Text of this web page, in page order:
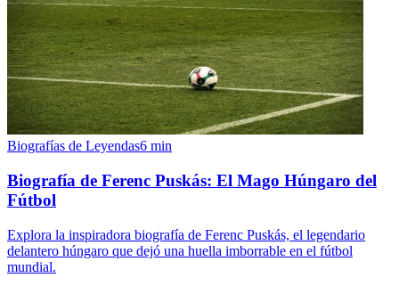
Biografías de Leyendas6 min
Biografía de Ferenc Puskás: El Mago Húngaro del
Fútbol
Explora la inspiradora biografía de Ferenc Puskás, el legendario
delantero húngaro que dejó una huella imborrable en el fútbol
mundial.